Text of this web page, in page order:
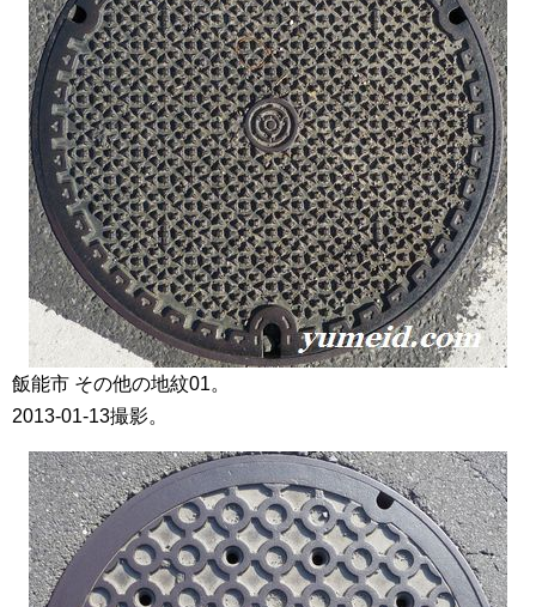
飯能市 その他の地紋01。
2013-01-13撮影。